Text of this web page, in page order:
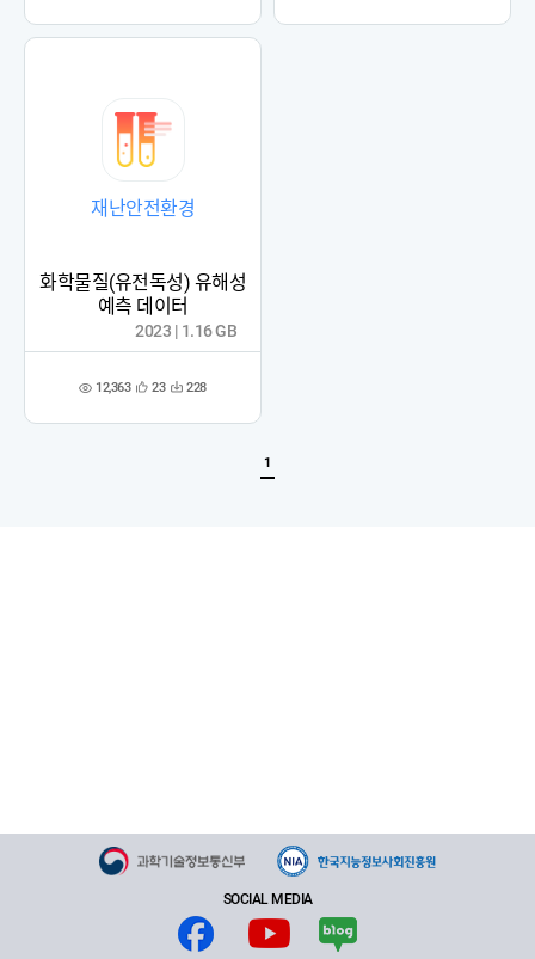
록
록
재난안전환경
화학물질(유전독성) 유해성
예측 데이터
조 12,363 관
록
23 다 228
2023 | 1.16 GB
1
SOCIAL MEDIA